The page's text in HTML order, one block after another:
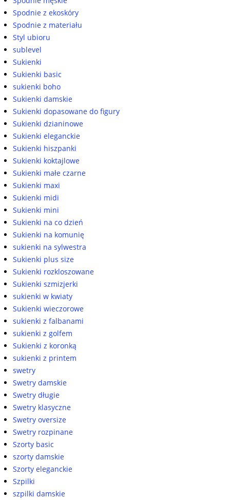
Spodnie z ekoskóry
Spodnie z materiału
Styl ubioru
sublevel
Sukienki
Sukienki basic
sukienki boho
Sukienki damskie
Sukienki dopasowane do figury
Sukienki dzianinowe
Sukienki eleganckie
Sukienki hiszpanki
Sukienki koktajlowe
Sukienki małe czarne
Sukienki maxi
Sukienki midi
Sukienki mini
Sukienki na co dzień
Sukienki na komunię
sukienki na sylwestra
Sukienki plus size
Sukienki rozkloszowane
Sukienki szmizjerki
sukienki w kwiaty
Sukienki wieczorowe
sukienki z falbanami
sukienki z golfem
Sukienki z koronką
sukienki z printem
swetry
Swetry damskie
Swetry długie
Swetry klasyczne
Swetry oversize
Swetry rozpinane
Szorty basic
szorty damskie
Szorty eleganckie
Szpilki
szpilki damskie